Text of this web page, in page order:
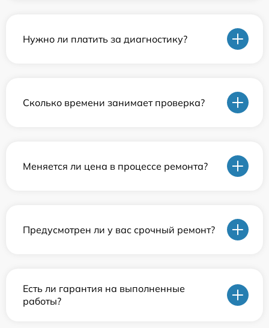
Нужно ли платить за диагностику?
Сколько времени занимает проверка?
Меняется ли цена в процессе ремонта?
Предусмотрен ли у вас срочный ремонт?
Есть ли гарантия на выполненные
работы?